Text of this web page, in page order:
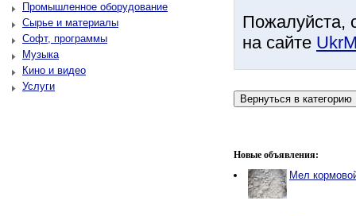
Промышленное оборудование
Сырье и материалы
Софт, программы
Музыка
Кино и видео
Услуги
Пожалуйста,
на сайте
Новые объявления:
Мел